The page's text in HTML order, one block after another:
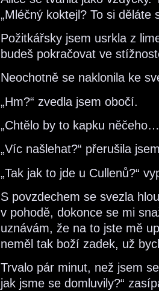
„Mléčný koktejl? To si děláte
Požitkářsky jsem usrkla z
budeš pokračovat ve
Neochotně se naklonila ke
„Hm?“ zvedla jsem obočí.
„Chtělo by to kapku
„Víc našlehat?“ přerušila
„Tak jak to jde u Cullenů?“
S povzdechem se svezla
v pohodě, dokonce se mi
uznávám, že na to jste mě
neměl tak boží zadek, už
Trvalo pár minut, než jsem
jak jsme se domluvily?“